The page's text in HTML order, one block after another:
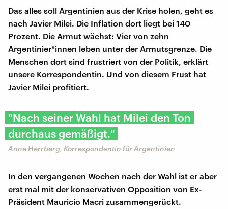
Das alles soll Argentinien aus der Krise holen, geht es
nach Javier Milei. Die Inflation dort liegt bei 140
Prozent. Die Armut wächst: Vier von zehn
Argentinier*innen leben unter der Armutsgrenze. Die
Menschen dort sind frustriert von der Politik, erklärt
unsere Korrespondentin. Und von diesem Frust hat
Javier Milei profitiert.
"Nach seiner Wahl hat Milei den Ton
durchaus gemäßigt."
Anne Herrberg, Korrespondentin für Argentinien
In den vergangenen Wochen nach der Wahl ist er aber
erst mal mit der konservativen Opposition von Ex-
Präsident Mauricio Macri zusammengerückt.